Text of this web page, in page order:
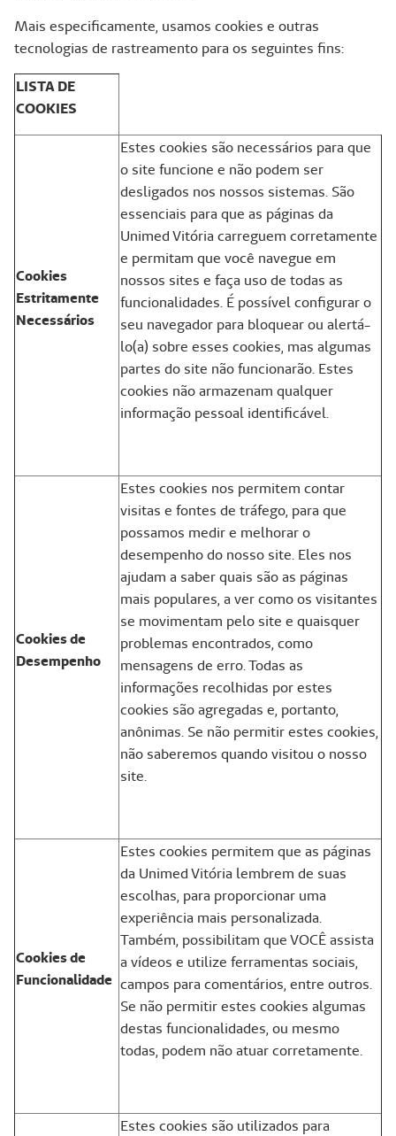
Mais especificamente, usamos cookies e outras
tecnologias de rastreamento para os seguintes fins:
LISTA DE
COOKIES
Cookies
Estritamente
Necessários
Estes cookies são necessários para que
o site funcione e não podem ser
desligados nos nossos sistemas. São
essenciais para que as páginas da
Unimed Vitória carreguem corretamente
e permitam que você navegue em
nossos sites e faça uso de todas as
funcionalidades. É possível configurar o
seu navegador para bloquear ou alertá-
lo(a) sobre esses cookies, mas algumas
partes do site não funcionarão. Estes
cookies não armazenam qualquer
informação pessoal identificável.
Cookies de
Desempenho
Estes cookies nos permitem contar
visitas e fontes de tráfego, para que
possamos medir e melhorar o
desempenho do nosso site. Eles nos
ajudam a saber quais são as páginas
mais populares, a ver como os visitantes
se movimentam pelo site e quaisquer
problemas encontrados, como
mensagens de erro. Todas as
informações recolhidas por estes
cookies são agregadas e, portanto,
anônimas. Se não permitir estes cookies,
não saberemos quando visitou o nosso
site.
Cookies de
Funcionalidade
Estes cookies permitem que as páginas
da Unimed Vitória lembrem de suas
escolhas, para proporcionar uma
experiência mais personalizada.
Também, possibilitam que VOCÊ assista
a vídeos e utilize ferramentas sociais,
campos para comentários, entre outros.
Se não permitir estes cookies algumas
destas funcionalidades, ou mesmo
todas, podem não atuar corretamente.
Estes cookies são utilizados para